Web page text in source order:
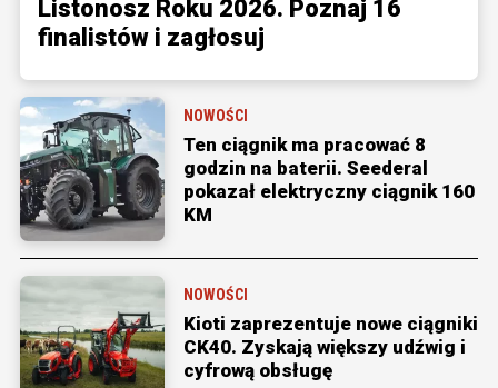
Listonosz Roku 2026. Poznaj 16
finalistów i zagłosuj
NOWOŚCI
Ten ciągnik ma pracować 8
godzin na baterii. Seederal
pokazał elektryczny ciągnik 160
KM
NOWOŚCI
Kioti zaprezentuje nowe ciągniki
CK40. Zyskają większy udźwig i
cyfrową obsługę